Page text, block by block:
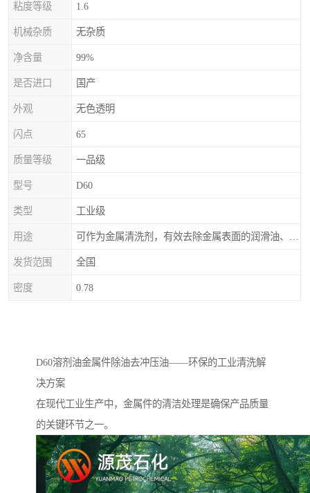
粘度等级 1.6
机械杂质 无杂质
净含量 99%
是否进口 国产
外观 无色透明
闪点 65
质量等级 一品级
型号 D60
类型 工业级
用途
发货范围 全国
密度 0.78
D60溶剂油金属件除油去冲压油——环保的工业清洗解
决方案
在现代工业生产中，金属件的清洁处理是确保产品质量
的关键环节之一。